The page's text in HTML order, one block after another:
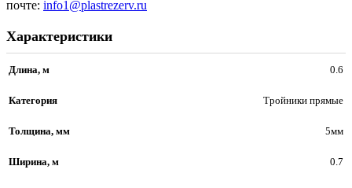
почте: info1@plastrezerv.ru
Характеристики
Длина, м 0.6
Категория Тройники прямые
Толщина, мм 5мм
Ширина, м 0.7